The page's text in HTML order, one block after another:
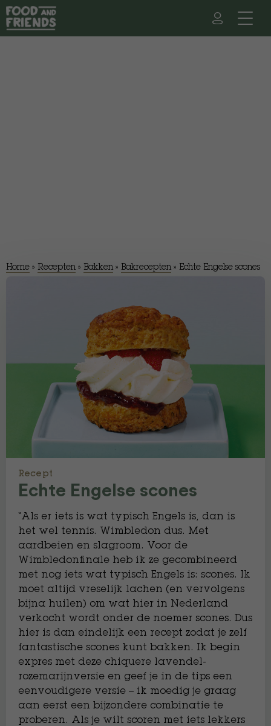
Home » Recepten » Bakken » Bakrecepten » Echte Engelse scones
Recept
Echte Engelse scones
“Als er iets is wat typisch Engels is, dan is
het wel tennis. Wimbledon dus. Met
aardbeien en slagroom. Voor de
Wimbledonfinale heb ik ze gecombineerd
met nog iets wat typisch Engels is: scones. Ik
moet altijd vreselijk lachen (en vervolgens
bijna huilen) om wat hier in Nederland
verkocht wordt onder de noemer scones. Dus
hier is dan eindelijk een recept zodat je zelf
fantastische scones kunt bakken. Ik begin
expres met deze chiquere lavendel-
rozemarijnversie en geef je in de tips een
eenvoudigere versie – ik moedig je graag
aan eerst een bijzondere combinatie te
proberen. Als je wilt scoren met iets lekkers